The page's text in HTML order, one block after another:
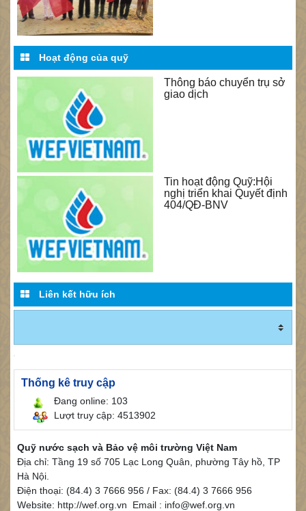
Hoạt động của quỹ
Thông báo chuyển trụ sở
giao dịch
Tin hoạt động Quỹ:Hội
nghị triển khai Quyết định
404/QĐ-BNV
Liên kết hữu ích
Thống kê truy cập
Đang online: 103
Lượt truy cập: 4513902
Quỹ nước sạch và Bảo vệ môi trường Việt Nam
Địa chỉ: Tầng 19 số 705 Lạc Long Quân, phường Tây hồ, TP
Hà Nội.
Điện thoại: (84.4) 3 7666 956 / Fax: (84.4) 3 7666 956
Website: http://wef.org.vn Email : info@wef.org.vn